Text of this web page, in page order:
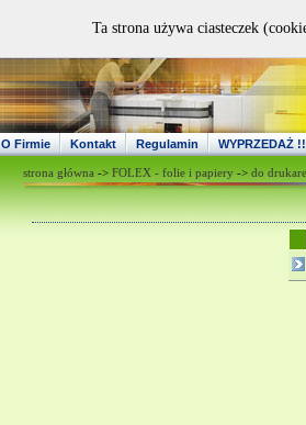
O Firmie Kontakt Regulamin WYPRZEDAŻ
strona główna -> FOLEX - folie i papiery -> do
Ta strona używa ciasteczek